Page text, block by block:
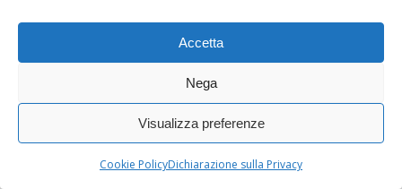
Accetta
Nega
Visualizza preferenze
Cookie PolicyDichiarazione sulla Privacy